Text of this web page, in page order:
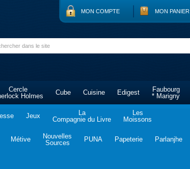
MON COMPTE MON PANIER
Cercle
Holmes
Cube Cuisine Edigest
Faubourg
* Marigny
Jeux
La
Compagnie du Livre
Les
Moissons
Métive
Nouvelles
Sources
PUNA Papeterie Parlanjhe